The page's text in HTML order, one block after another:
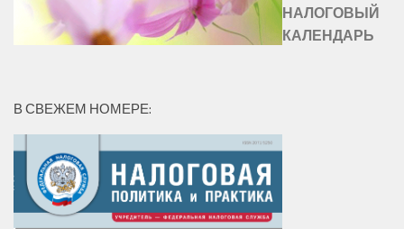
НАЛОГОВЫЙ
КАЛЕНДАРЬ
В СВЕЖЕМ НОМЕРЕ: